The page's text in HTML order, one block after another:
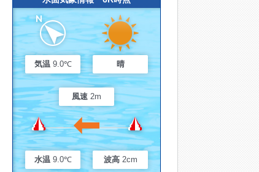
気温 9.0℃ 晴
風速 2m
水温 9.0℃ 波高 2cm